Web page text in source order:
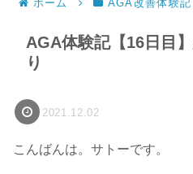
ホーム AGA改善体験記
AGA体験記【16日目
り
2021.12.02
こんばんは。サトーです。